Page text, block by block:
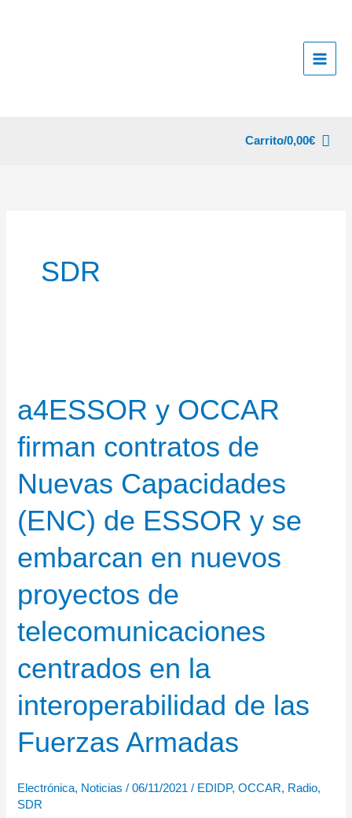
Carrito/0,00€
SDR
a4ESSOR y OCCAR
firman contratos de
Nuevas Capacidades
(ENC) de ESSOR y se
embarcan en nuevos
proyectos de
telecomunicaciones
centrados en la
interoperabilidad de las
Fuerzas Armadas
Electrónica, Noticias /06/11/2021/ EDIDP,OCCAR, Radio,
SDR